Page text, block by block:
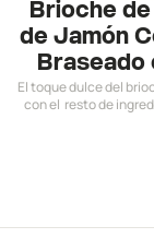
Brioche
de Jamón
Braseado
El toque dulce del
con el resto de